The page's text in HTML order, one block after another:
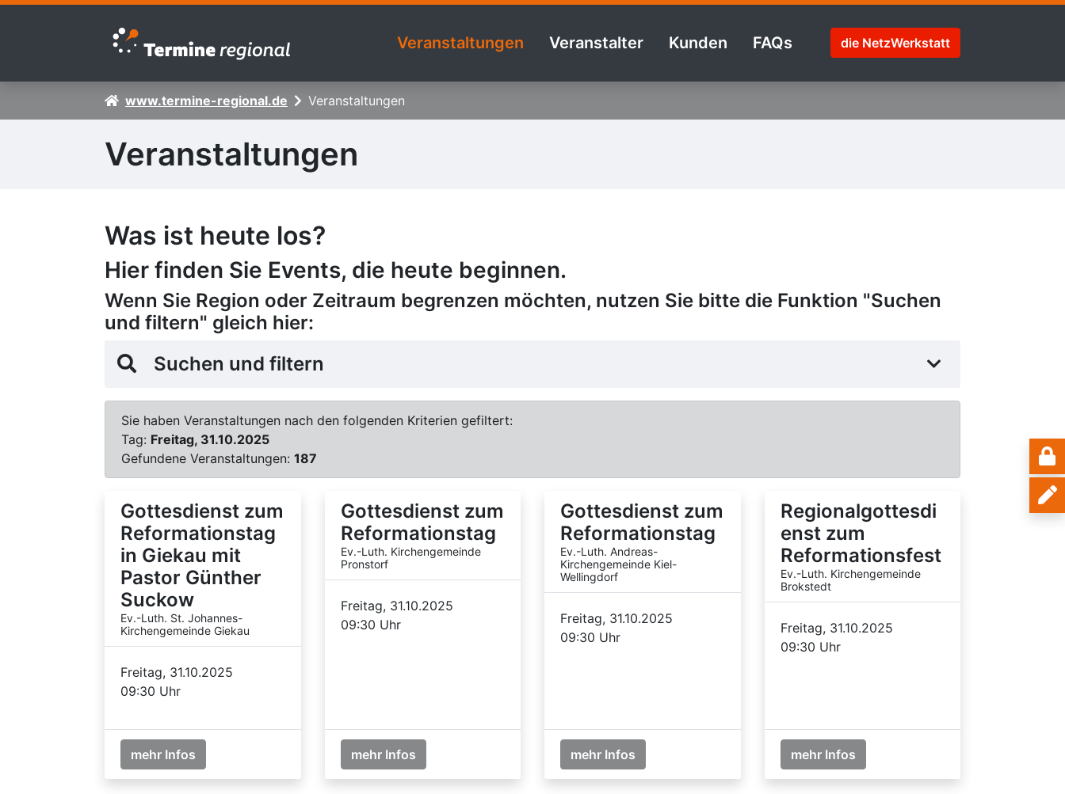
Zur Navigation springen
Zum Inhalt springen
Veranstaltungen Veranstalter Kunden FAQs die NetzWerkstatt
www.termine-regional.de Veranstaltungen
Veranstaltungen
Was ist heute los?
Hier finden Sie Events, die heute beginnen.
Wenn Sie Region oder Zeitraum begrenzen möchten, nutzen Sie bitte die Funktion "Suchen
und filtern" gleich hier:
Suchen und filtern
Sie haben Veranstaltungen nach den folgenden Kriterien gefiltert:
Tag: Freitag, 31.10.2025
Gefundene Veranstaltungen: 187
Gottesdienst zum
Reformationstag
in Giekau mit
Pastor Günther
Suckow
Ev.-Luth. St. Johannes-
Kirchengemeinde Giekau
Freitag, 31.10.2025
09:30 Uhr
mehr Infos
Gottesdienst zum
Reformationstag
Ev.-Luth. Kirchengemeinde
Pronstorf
Freitag, 31.10.2025
09:30 Uhr
mehr Infos
Gottesdienst zum
Reformationstag
Ev.-Luth. Andreas-
Kirchengemeinde Kiel-
Wellingdorf
Freitag, 31.10.2025
09:30 Uhr
mehr Infos
Regionalgottesdi
enst zum
Reformationsfest
Ev.-Luth. Kirchengemeinde
Brokstedt
Freitag, 31.10.2025
09:30 Uhr
mehr Infos